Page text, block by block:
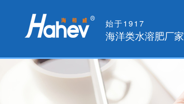
始于1917
海洋类水溶肥厂家